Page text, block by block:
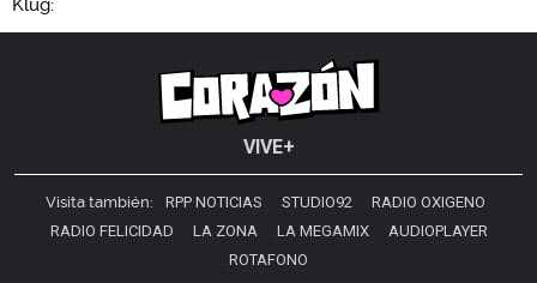
VIVE+
Visita también: RPP NOTICIAS STUDIO92
RADIO OXIGENO
RADIO FELICIDAD
LA ZONA LA MEGAMIX
AUDIOPLAYER
ROTAFONO